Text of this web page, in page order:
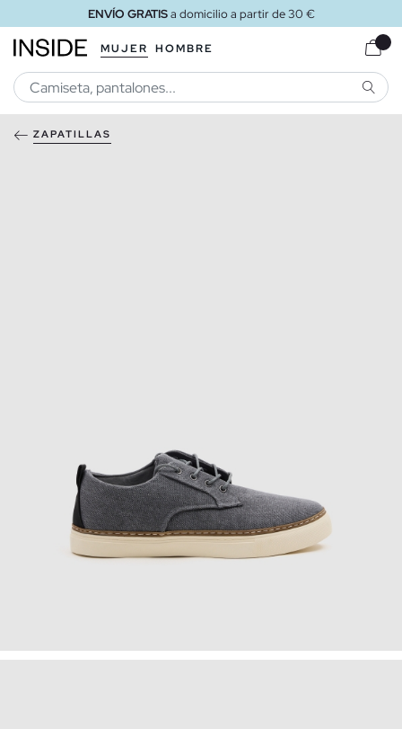
ENVÍO GRATISa domicilio a partir de 30 €
MUJER HOMBRE
ZAPATILLAS